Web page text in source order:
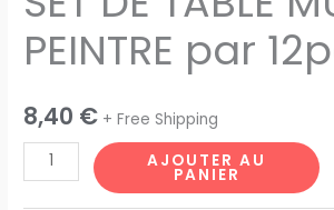
PEINTRE par
8,40 € + Free Shipping
DE
TABLE
MULTI
par
12pcs
AJOUTER AU
PANIER